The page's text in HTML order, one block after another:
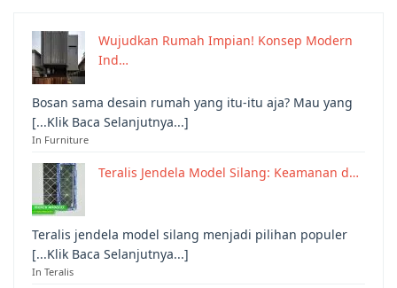
Wujudkan Rumah Impian! Konsep Modern
Ind…
Bosan sama desain rumah yang itu-itu aja? Mau yang
[...Klik Baca Selanjutnya...]
In Furniture
Teralis Jendela Model Silang: Keamanan d…
Teralis jendela model silang menjadi pilihan populer
[...Klik Baca Selanjutnya...]
In Teralis